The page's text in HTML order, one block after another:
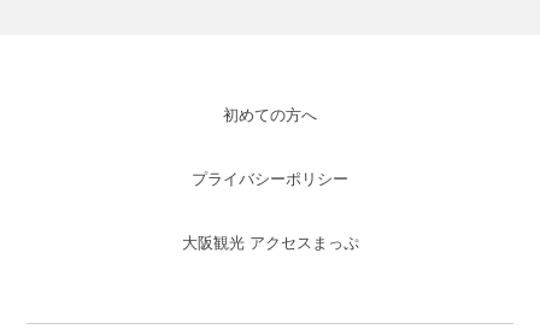
初めての方へ
プライバシーポリシー
大阪観光 アクセスまっぷ